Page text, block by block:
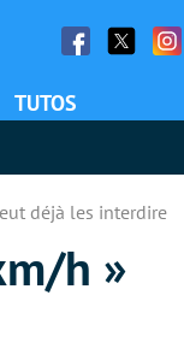
Facebook
Twitter
TUTOS
déjà les interdire
h »